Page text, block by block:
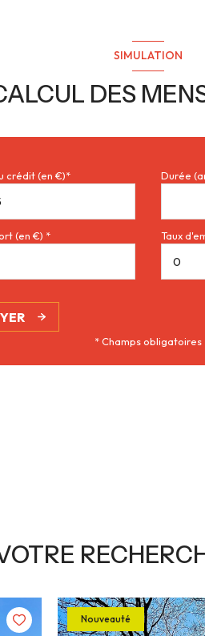
SIMULATION
DES
crédit (en €)* Durée
(en €) * Taux
* Champs obligatoires
Nouveauté